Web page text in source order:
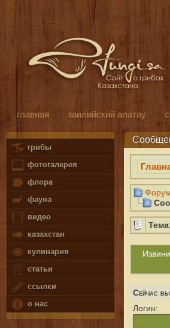
главная заилийский алатау
грибы
фотогалерея
флора
фауна
видео
казахстан
кулинария
статьи
ссылки
о нас
Форум
Сейчас
Логин: